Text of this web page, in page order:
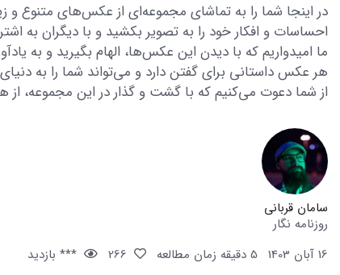
احساسات و افکار خود را به تصویر بکشید و با دیگران به
ما امیدواریم که با دیدن این عکس‌ها، الهام بگیرید و به
هر عکس داستانی برای گفتن دارد و می‌تواند شما را به
از شما دعوت می‌کنیم که با گشت و گذار در این مجموعه، از
سامان قربانی
روزنامه نگار
16 آبان 1403
5 دقیقه زمان مطالعه
*** بازدید